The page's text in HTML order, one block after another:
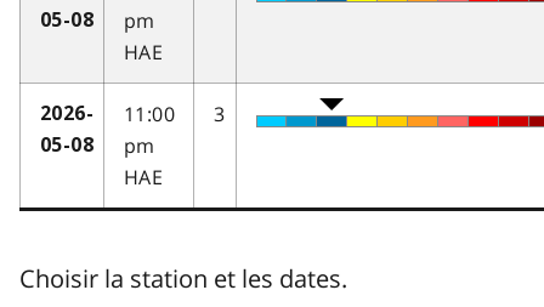
05-08
pm
HAE
2026-
05-08
11:00
pm
HAE
3
Choisir la station et les dates.